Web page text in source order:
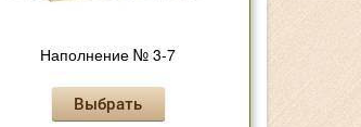
Наполнение № 3-7
Выбрать